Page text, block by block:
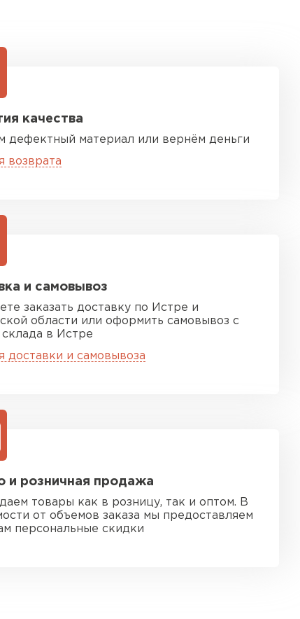
качества
дефектный материал или вернём деньги
возврата
и самовывоз
заказать доставку по Истре и
области или оформить самовывоз с
в Истре
доставки и самовывоза
и розничная продажа
товары как в розницу, так и оптом. В
от объемов заказа мы предоставляем
персональные скидки
Брит
Ursa